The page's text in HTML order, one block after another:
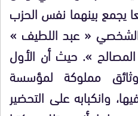
يجمع بينهما نفس الحزب
« عبد اللطيف »
». حيث أن الأول
مملوكة لمؤسسة
وانكبابه على التحضير